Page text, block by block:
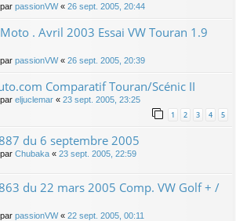
passionVW« 26 sept. 2005, 20:44
. Avril 2003 Essai VW Touran 1.9
passionVW« 26 sept. 2005, 20:39
Comparatif Touran/Scénic II
eljuclemar « 23 sept. 2005, 23:25
1 2 3 4 5
du 6 septembre 2005
Chubaka « 23 sept. 2005, 22:59
du 22 mars 2005 Comp. VW Golf + /
passionVW« 22 sept. 2005, 00:11